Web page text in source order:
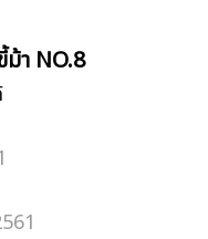
า NO.8